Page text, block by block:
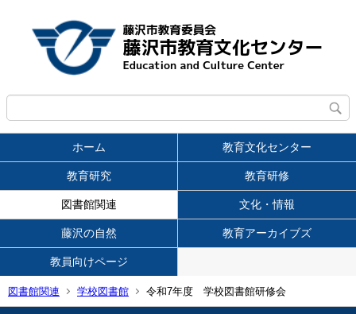
ホーム 教育文化センター
教育研究 教育研修
図書館関連 文化・情報
藤沢の自然 教育アーカイブズ
教員向けページ
図書館関連 学校図書館 令和7年度 学校図書館研修会